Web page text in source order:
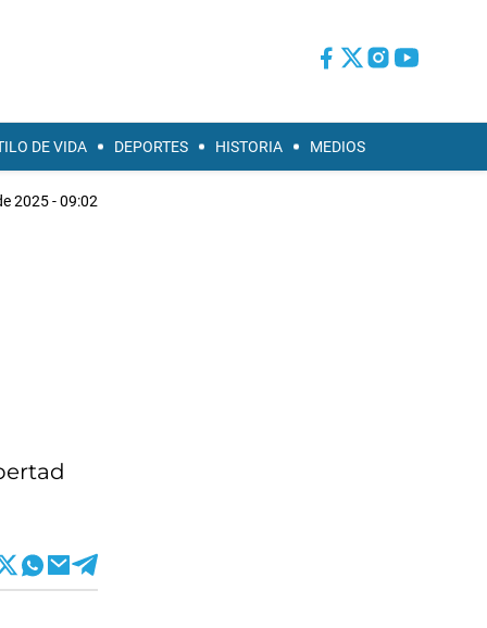
DE VIDA DEPORTES HISTORIA MEDIOS
2025 - 09:02